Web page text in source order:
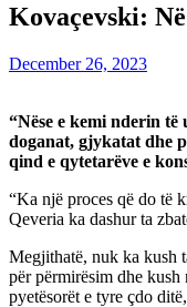
Kovaçevski:
December 26, 2023
“Nëse e kemi nderin
doganat, gjykatat dhe
qind e qytetarëve e
“Ka një proces që do të
Qeveria ka dashur ta
Megjithatë, nuk ka kush
për përmirësim dhe
pyetësorët e tyre çdo